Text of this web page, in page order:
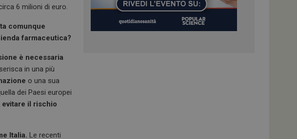
6 milioni di euro.
comunque
farmaceutica?
è necessaria
in una più
o una sua
dei Paesi europei
evitare il rischio
Italia. Le recenti
di base quali la navigazione sulle pagine
senza questi cookie.
nome di cookie è associato a Google Universal
che è un aggiornamento significativo del
di analisi più comunemente utilizzato da Google.
in un sito e utilizzato per calcolare i dati di